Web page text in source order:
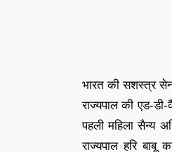
भारत की सशस्त्र
राज्यपाल की एड-
पहली महिला सैन्य
राज्यपाल हरि